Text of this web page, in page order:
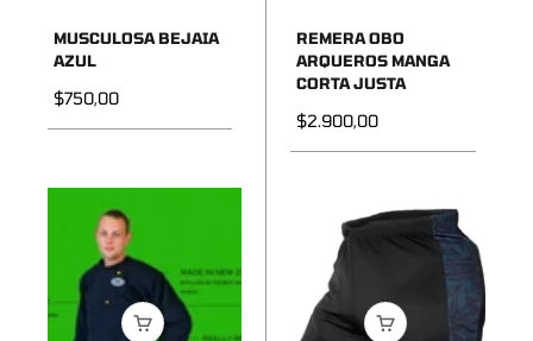
MUSCULOSA BEJAIA
AZUL
Precio de oferta
$750,00
REMERA OBO
ARQUEROS MANGA
CORTA JUSTA
Precio de oferta
$2.900,00